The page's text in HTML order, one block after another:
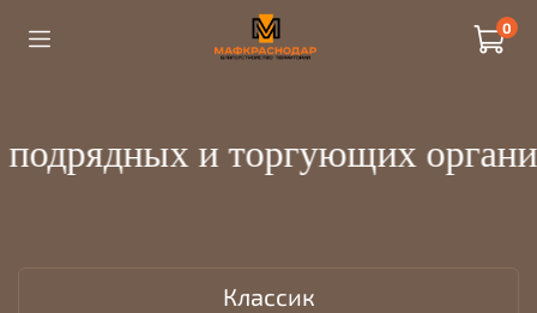
0
и торгующих
Классик